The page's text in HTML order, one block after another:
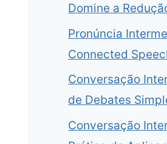
Domine a
Pronúncia
Connected
Conversação
de Debates
Conversação